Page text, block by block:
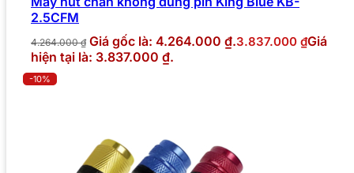
2.5CFM
4.264.000₫ Giá gốc là: 4.264.000 ₫.3.837.000 ₫Giá
hiện tại là: 3.837.000 ₫.
-10%